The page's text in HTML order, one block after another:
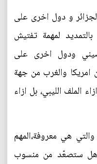
و دول اخرى على
لمهمة تفتيش
ودول اخرى على
امريكا والغرب من جهة
الملف الليبي، بل ازاء
هي معروفة،المهم
هل ستصعّد من منسوب